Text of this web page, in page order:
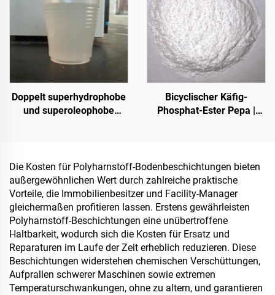
Schwammstadt
und Außenanlagen sowie
für neu entstehende
Lebensstil-Anwendungen
Doppelt superhydrophobe
und superoleophobe
oder in anderen
Szenarien, bei denen
hydrophobe und
oleophobe Eigenschaften
erforderlich sind
Bicyclischer Käfig-
Phosphat-Ester Pepa |
Die Kosten für Polyharnstoff-Bodenbeschichtungen bieten
außergewöhnlichen Wert durch zahlreiche praktische
Vorteile, die Immobilienbesitzer und Facility-Manager
gleichermaßen profitieren lassen. Erstens gewährleisten
Polyharnstoff-Beschichtungen eine unübertroffene
Haltbarkeit, wodurch sich die Kosten für Ersatz und
Reparaturen im Laufe der Zeit erheblich reduzieren. Diese
Beschichtungen widerstehen chemischen Verschüttungen,
Aufprallen schwerer Maschinen sowie extremen
Temperaturschwankungen, ohne zu altern, und garantieren